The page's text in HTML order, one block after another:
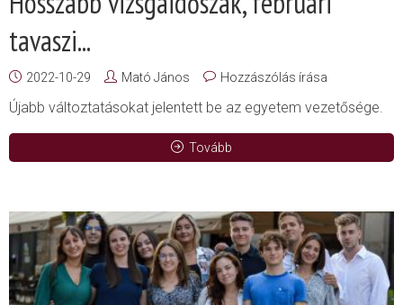
tavaszi...
2022-10-29 Mató János Hozzászólás írása
Újabb változtatásokat jelentett be az egyetem vezetősége.
Tovább